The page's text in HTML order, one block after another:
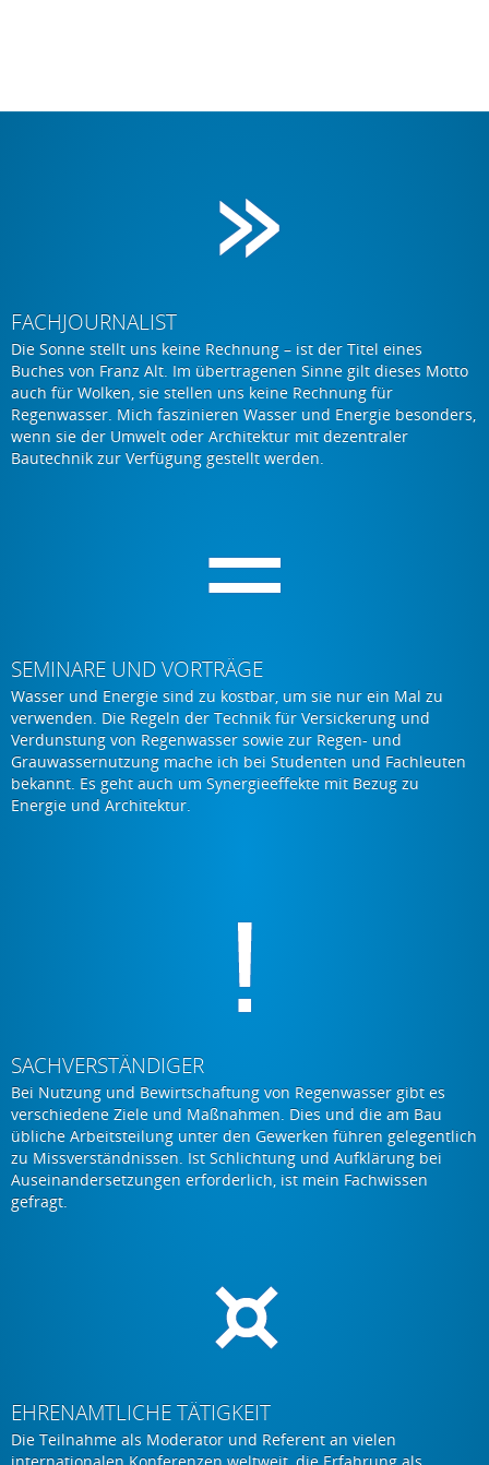
FACHJOURNALIST
Die Sonne stellt uns keine Rechnung – ist der Titel eines
Buches von Franz Alt. Im übertragenen Sinne gilt dieses Motto
auch für Wolken, sie stellen uns keine Rechnung für
Regenwasser. Mich faszinieren Wasser und Energie besonders,
wenn sie der Umwelt oder Architektur mit dezentraler
Bautechnik zur Verfügung gestellt werden.
SEMINARE UND VORTRÄGE
Wasser und Energie sind zu kostbar, um sie nur ein Mal zu
verwenden. Die Regeln der Technik für Versickerung und
Verdunstung von Regenwasser sowie zur Regen- und
Grauwassernutzung mache ich bei Studenten und Fachleuten
bekannt. Es geht auch um Synergieeffekte mit Bezug zu
Energie und Architektur.
SACHVERSTÄNDIGER
Bei Nutzung und Bewirtschaftung von Regenwasser gibt es
verschiedene Ziele und Maßnahmen. Dies und die am Bau
übliche Arbeitsteilung unter den Gewerken führen gelegentlich
zu Missverständnissen. Ist Schlichtung und Aufklärung bei
Auseinandersetzungen erforderlich, ist mein Fachwissen
gefragt.
EHRENAMTLICHE TÄTIGKEIT
Die Teilnahme als Moderator und Referent an vielen